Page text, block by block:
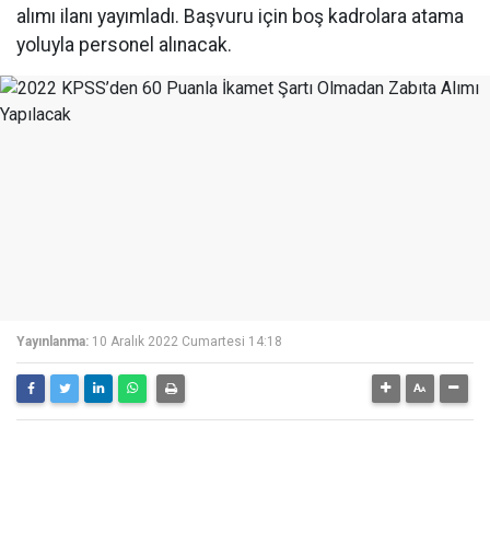
alımı ilanı yayımladı. Başvuru için boş kadrolara atama
yoluyla personel alınacak.
Yayınlanma: 10 Aralık 2022 Cumartesi 14:18